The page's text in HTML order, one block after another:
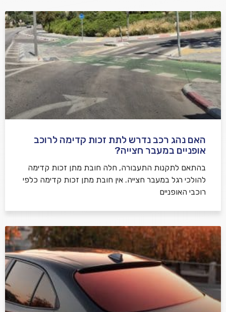
אני מאשר/ת קבלת דיוור במייל ושימוש בפרטים בהתאם
למדיניות הפרטיות
שלח משוב
האם נהג רכב נדרש לתת זכות קדימה לרוכב
אופניים במעבר חצייה?
בהתאם לתקנות התעבורה, חלה חובת מתן זכות קדימה
להולכי רגל במעבר חצייה. אין חובת מתן זכות קדימה כלפי
רוכבי האופניים